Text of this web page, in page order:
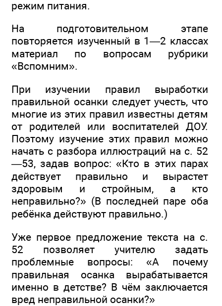
режим питания.
На подготовительном этапе
повторяется изученный в 1—2 классах
материал по вопросам рубрики
«Вспомним».
При изучении правил выработки
правильной осанки следует учесть, что
многие из этих правил известны детям
от родителей или воспитателей ДОУ.
Поэтому изучение этих правил можно
начать с разбора иллюстраций на с. 52
—53, задав вопрос: «Кто в этих парах
действует правильно и вырастет
здоровым и стройным, а кто
неправильно?» (В последней паре оба
ребёнка действуют правильно.)
Уже первое предложение текста на с.
52 позволяет учителю задать
проблемные вопросы: «А почему
правильная осанка вырабатывается
именно в детстве? В чём заключается
вред неправильной осанки?»